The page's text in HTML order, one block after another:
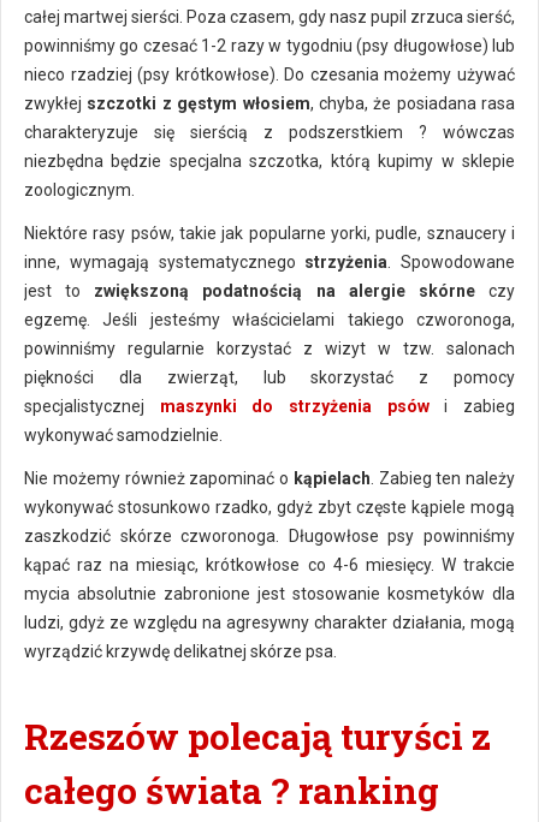
całej martwej sierści. Poza czasem, gdy nasz pupil zrzuca sierść,
powinniśmy go czesać 1-2 razy w tygodniu (psy długowłose) lub
nieco rzadziej (psy krótkowłose). Do czesania możemy używać
zwykłej szczotki z gęstym włosiem, chyba, że posiadana rasa
charakteryzuje się sierścią z podszerstkiem ? wówczas
niezbędna będzie specjalna szczotka, którą kupimy w sklepie
zoologicznym.
Niektóre rasy psów, takie jak popularne yorki, pudle, sznaucery i
inne, wymagają systematycznego strzyżenia . Spowodowane
jest to zwiększoną podatnością na alergie skórneczy
egzemę. Jeśli jesteśmy właścicielami takiego czworonoga,
powinniśmy regularnie korzystać z wizyt w tzw. salonach
piękności dla zwierząt, lub skorzystać z pomocy
specjalistycznej maszynki do strzyżenia psówi zabieg
wykonywać samodzielnie.
Nie możemy również zapominać o kąpielach . Zabieg ten należy
wykonywać stosunkowo rzadko, gdyż zbyt częste kąpiele mogą
zaszkodzić skórze czworonoga. Długowłose psy powinniśmy
kąpać raz na miesiąc, krótkowłose co 4-6 miesięcy. W trakcie
mycia absolutnie zabronione jest stosowanie kosmetyków dla
ludzi, gdyż ze względu na agresywny charakter działania, mogą
wyrządzić krzywdę delikatnej skórze psa.
Rzeszów polecają turyści z
całego świata ? ranking